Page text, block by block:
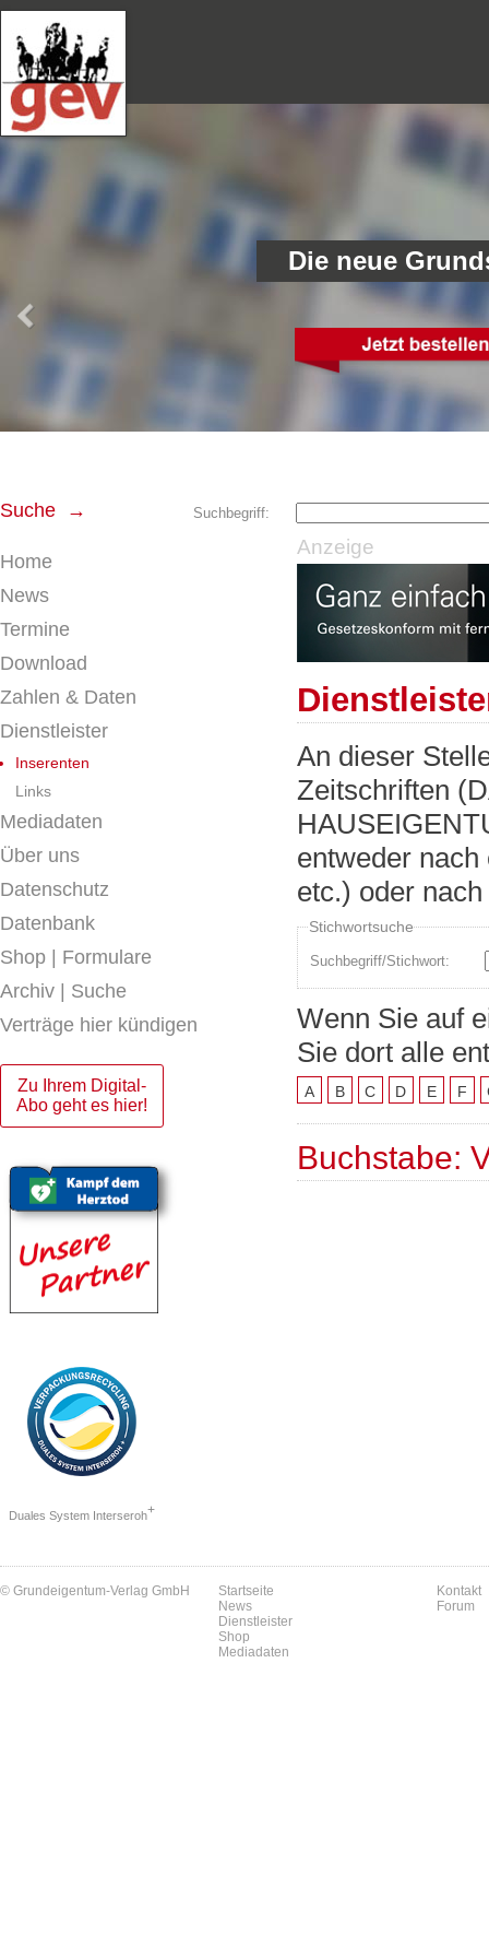
Suche → Suchbegriff:
Home
News
Termine
Download
Zahlen & Daten
Dienstleister
Inserenten
Links
Mediadaten
Über uns
Datenschutz
Datenbank
Shop | Formulare
Archiv | Suche
Verträge hier kündigen
Zu Ihrem Digital-
Abo geht es hier!
Duales System Interseroh+
Anzeige
An dieser
Zeitschriften
entweder
etc.) oder
Stichwortsuche
Suchbegriff/Stichwort:
Wenn Sie auf
Sie dort alle
A B C D E F
Buchstabe:
© Grundeigentum-Verlag GmbH
Startseite
News
Dienstleister
Shop
Mediadaten
Kontakt
Forum
Die neue